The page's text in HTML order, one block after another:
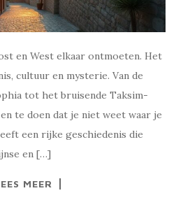
en West elkaar ontmoeten. Het
cultuur en mysterie. Van de
tot het bruisende Taksim-
te doen dat je niet weet waar je
een rijke geschiedenis die
en […]
MEER